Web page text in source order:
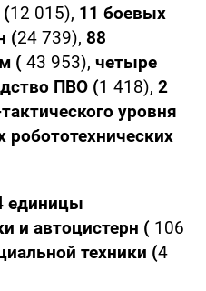
(12 015), 11 боевых
(24 739), 88
( 43 953), четыре
ПВО (1 418), 2
уровня
робототехнических
единицы
и автоцистерн ( 106
техники (4